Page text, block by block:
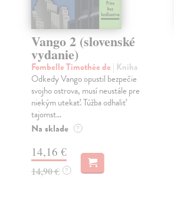
Vango 2 (slovenské
vydanie)
Fombelle Timothée de | Kniha
Odkedy Vango opustil bezpečie
svojho ostrova, musí neustále pre
niekým utekať. Túžba odhaliť
tajomst...
Na sklade ?
14,16 €
14,90 € ?